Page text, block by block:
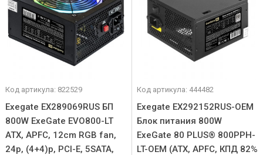
Код артикула: 822529
Exegate EX289069RUS БП
800W ExeGate EVO800-LT
ATX, APFC, 12cm RGB fan,
24p, (4+4)p, PCI-E, 5SATA,
Код артикула: 444482
Exegate EX292152RUS-OEM
Блок питания 800W
ExeGate 80 PLUS® 800PPH-
LT-OEM (ATX, APFC, КПД 82%